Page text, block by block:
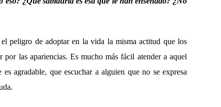
peligro de adoptar en la vida la misma actitud que los
las apariencias. Es mucho más fácil atender a aquel
agradable, que escuchar a alguien que no se expresa